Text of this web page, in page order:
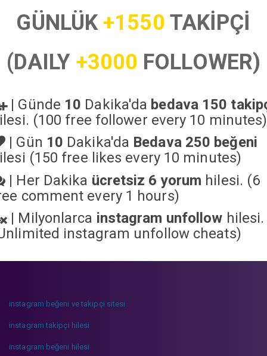
GÜNLÜK+1550 TAKİPÇİ
(DAILY +3000 FOLLOWER)
| Günde 10 Dakika'da bedava 150
(100 free follower every 10 minutes)
| Gün 10 Dakika'da Bedava 250 beğeni
(150 free likes every 10 minutes)
| Her Dakika ücretsiz 6 yorum hilesi. (6
comment every 1 hours)
| Milyonlarca instagram unfollow hilesi.
instagram unfollow cheats)
instagram beğeni ve takipçi sitesi
instagram takipçi hilesi
instagram beğeni hilesi